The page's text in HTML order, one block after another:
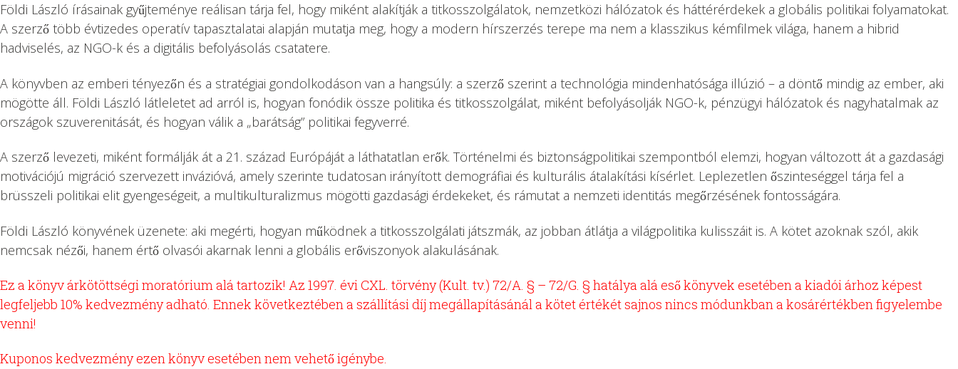
–
Migráció
Földi László írásainak gyűjteménye reálisan tárja fel, hogy miként alakítják a titkosszolgálatok, nemzetközi hálózatok és háttérérdekek a globális politikai folyamatokat.
A szerző több évtizedes operatív tapasztalatai alapján mutatja meg, hogy a modern hírszerzés terepe ma nem a klasszikus kémfilmek világa, hanem a hibrid
hadviselés, az NGO-k és a digitális befolyásolás csatatere.
A könyvben az emberi tényezőn és a stratégiai gondolkodáson van a hangsúly: a szerző szerint a technológia mindenhatósága illúzió – a döntő mindig az ember, aki
mögötte áll. Földi László látleletet ad arról is, hogyan fonódik össze politika és titkosszolgálat, miként befolyásolják NGO-k, pénzügyi hálózatok és nagyhatalmak az
országok szuverenitását, és hogyan válik a „barátság” politikai fegyverré.
A szerző levezeti, miként formálják át a 21. század Európáját a láthatatlan erők. Történelmi és biztonságpolitikai szempontból elemzi, hogyan változott át a gazdasági
motivációjú migráció szervezett invázióvá, amely szerinte tudatosan irányított demográfiai és kulturális átalakítási kísérlet. Leplezetlen őszinteséggel tárja fel a
brüsszeli politikai elit gyengeségeit, a multikulturalizmus mögötti gazdasági érdekeket, és rámutat a nemzeti identitás megőrzésének fontosságára.
Földi László könyvének üzenete: aki megérti, hogyan működnek a titkosszolgálati játszmák, az jobban átlátja a világpolitika kulisszáit is. A kötet azoknak szól, akik
nemcsak nézői, hanem értő olvasói akarnak lenni a globális erőviszonyok alakulásának.
Ez a könyv árkötöttségi moratórium alá tartozik! Az 1997. évi CXL. törvény (Kult. tv.) 72/A. § – 72/G. § hatálya alá eső könyvek esetében a kiadói árhoz képest
legfeljebb 10% kedvezmény adható. Ennek következtében a szállítási díj megállapításánál a kötet értékét sajnos nincs módunkban a kosárértékben figyelembe
venni!
Kuponos kedvezmény ezen könyv esetében nem vehető igénybe.